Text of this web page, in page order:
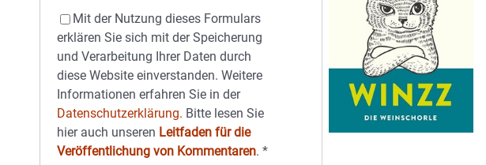
Mit der Nutzung dieses Formulars
erklären Sie sich mit der Speicherung
und Verarbeitung Ihrer Daten durch
diese Website einverstanden. Weitere
Informationen erfahren Sie in der
Datenschutzerklärung. Bitte lesen Sie
hier auch unseren Leitfaden für die
Veröffentlichung von Kommentaren.*